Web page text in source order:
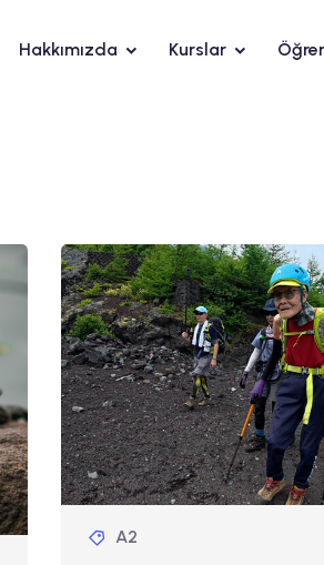
Hakkımızda Kurslar
A2